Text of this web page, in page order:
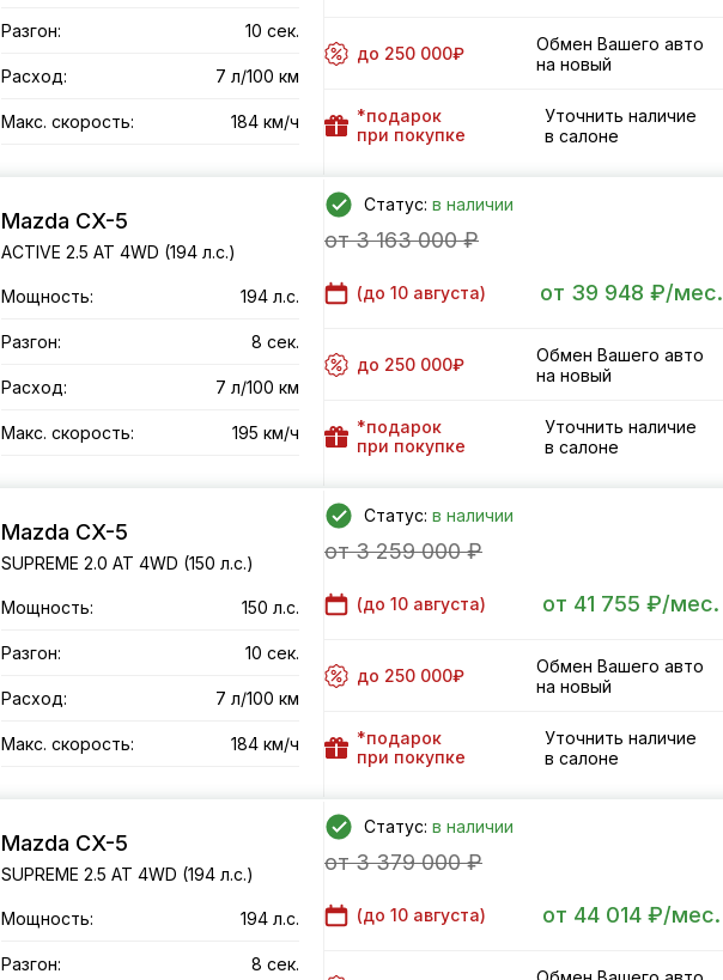
Разгон: 10 сек.
Расход: 7 л/100 км
Макс. скорость: 184 км/ч
до 250 000₽
Обмен Вашего авто
на новый
*подарок
при покупке
Уточнить наличие
в салоне
Mazda CX-5
ACTIVE 2.5 AT 4WD (194 л.с.)
Мощность: 194 л.с.
Разгон: 8 сек.
Расход: 7 л/100 км
Макс. скорость: 195 км/ч
Статус: в наличии
от 3 163 000 ₽
(до 10 августа) от 39 948 ₽/мес.
до 250 000₽
Обмен Вашего авто
на новый
*подарок
при покупке
Уточнить наличие
в салоне
Mazda CX-5
SUPREME 2.0 AT 4WD (150 л.с.)
Мощность: 150 л.с.
Разгон: 10 сек.
Расход: 7 л/100 км
Макс. скорость: 184 км/ч
Статус: в наличии
от 3 259 000 ₽
(до 10 августа) от 41 755 ₽/мес.
до 250 000₽
Обмен Вашего авто
на новый
*подарок
при покупке
Уточнить наличие
в салоне
Mazda CX-5
SUPREME 2.5 AT 4WD (194 л.с.)
Мощность: 194 л.с.
Разгон: 8 сек.
Статус: в наличии
от 3 379 000 ₽
(до 10 августа) от 44 014 ₽/мес.